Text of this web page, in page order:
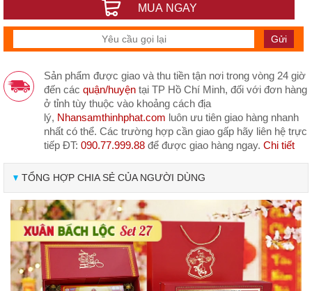
MUA NGAY
Sản phẩm được giao và thu tiền tận nơi trong vòng 24 giờ
đến các quận/huyện tại TP Hồ Chí Minh, đối với đơn hàng
ở tỉnh tùy thuộc vào khoảng cách địa
lý, Nhansamthinhphat.com luôn ưu tiên giao hàng nhanh
nhất có thể. Các trường hợp cần giao gấp hãy liên hệ trực
tiếp ĐT: 090.77.999.88 để được giao hàng ngay. Chi tiết
TỔNG HỢP CHIA SẺ CỦA NGƯỜI DÙNG